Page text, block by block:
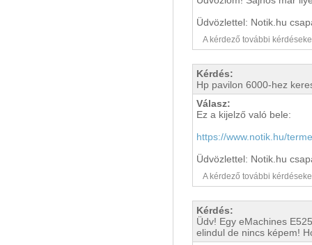
Üdvözlettel: Notik.hu
A kérdező további
Kérdés:
Hp pavilon 6000-hez
Válasz:
Ez a kijelző való bele:
https://www.notik.hu/
Üdvözlettel: Notik.hu
A kérdező további
Kérdés:
Üdv! Egy eMachines
elindul de nincs képem!